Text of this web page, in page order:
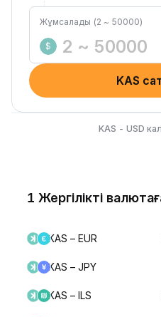
Жұмсалады (2 ~ 50000)
$
KAS
KAS - USD
1 Жергілікті
KAS – EUR
KAS – JPY
KAS – ILS